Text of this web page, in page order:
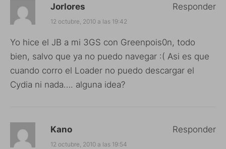
Jorlores
12 octubre, 2010 a las 19:42
Yo hice el JB a mi 3GS con Greenpois0n, todo
bien, salvo que ya no puedo navegar :( Asi es que
cuando corro el Loader no puedo descargar el
Cydia ni nada…. alguna idea?
Responder
Kano
12 octubre, 2010 a las 19:54
Responder